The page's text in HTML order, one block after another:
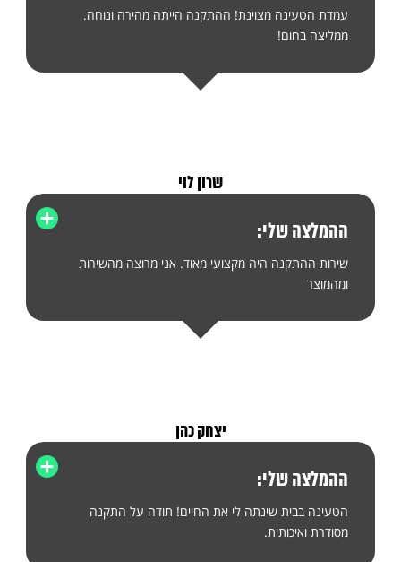
עמדת הטעינה מצוינת! ההתקנה הייתה מהירה ונוחה.
ממליצה בחום!
שרון לוי
ההמלצה שלי:
שירות ההתקנה היה מקצועי מאוד. אני מרוצה מהשירות
ומהמוצר
יצחק כהן
ההמלצה שלי:
הטעינה בבית שינתה לי את החיים! תודה על התקנה
מסודרת ואיכותית.